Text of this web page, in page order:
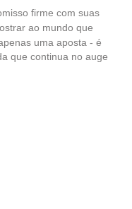
firme com suas
ao mundo que
uma aposta - é
que continua no auge